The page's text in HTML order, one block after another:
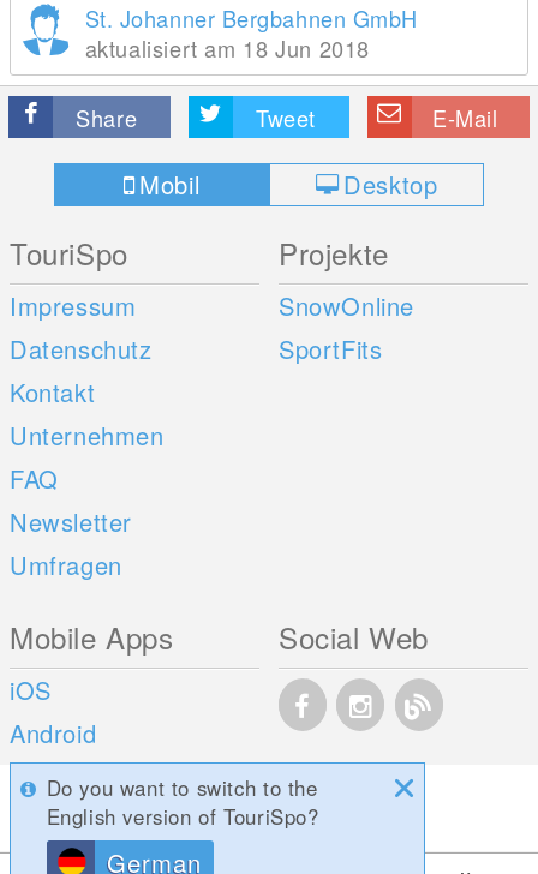
St. Johanner Bergbahnen GmbH
aktualisiert am 18 Jun 2018
Share Tweet E-Mail
Mobil Desktop
TouriSpo
Impressum
Datenschutz
Kontakt
Unternehmen
FAQ
Newsletter
Umfragen
Projekte
SnowOnline
SportFits
Mobile Apps
iOS
Android
Social Web
Do you want to switch to the
English version of TouriSpo?
German